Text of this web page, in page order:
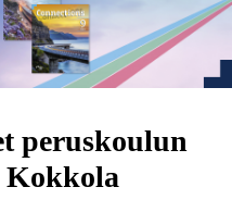
peruskoulun
Kokkola